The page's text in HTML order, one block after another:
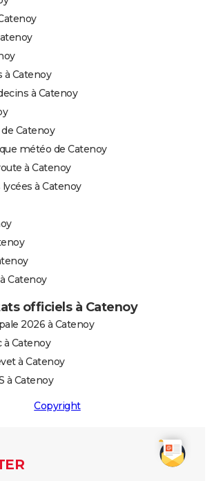
à Catenoy
à Catenoy
Catenoy
météo de Catenoy
à Catenoy
à Catenoy
Catenoy
officiels à Catenoy
2026 à Catenoy
à Catenoy
à Catenoy
à Catenoy
Copyright